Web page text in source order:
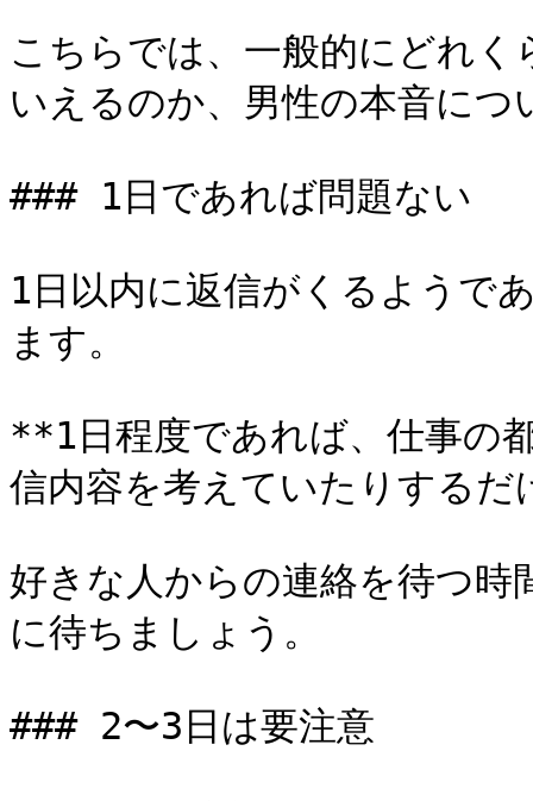
こちらでは、一般的にどれ
いえるのか、男性の本音につ
### 1日であれば問題ない
1日以内に返信がくるようで
ます。
**1日程度であれば、仕事の
信内容を考えていたりする
好きな人からの連絡を待つ
に待ちましょう。
### 2〜3日は要注意